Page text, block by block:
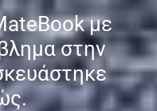
με
στην